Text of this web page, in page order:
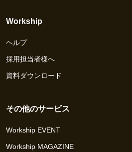
Workship
ヘルプ
採用担当者様へ
資料ダウンロード
その他のサービス
Workship EVENT
Workship MAGAZINE